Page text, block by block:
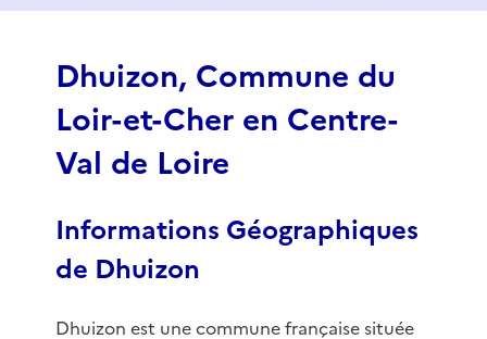
f
Dhuizon, Commune du
Loir-et-Cher en Centre-
Val de Loire
Informations Géographiques
de Dhuizon
Dhuizon est une commune française située